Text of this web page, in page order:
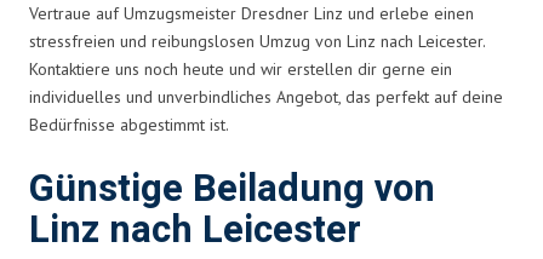
Vertraue auf Umzugsmeister Dresdner Linz und erlebe einen
stressfreien und reibungslosen Umzug von Linz nach Leicester.
Kontaktiere uns noch heute und wir erstellen dir gerne ein
individuelles und unverbindliches Angebot, das perfekt auf deine
Bedürfnisse abgestimmt ist.
Günstige Beiladung von
Linz nach Leicester